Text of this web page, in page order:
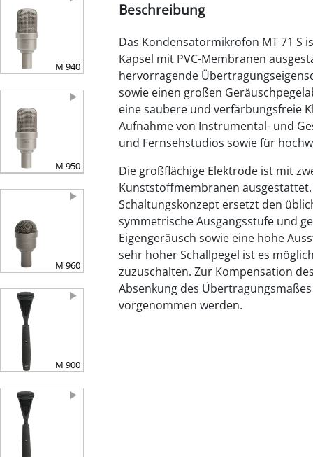
M 940
M 950
M 960
M 900
Beschreibung
Das Kondensatormikrofon MT 71 S
Kapsel mit PVC-Membranen
hervorragende
sowie einen großen
eine saubere und verfärbungsfreie
Aufnahme von Instrumental- und
und Fernsehstudios sowie für
Die großflächige Elektrode ist mit
Kunststoffmembranen
Schaltungskonzept ersetzt den
symmetrische Ausgangsstufe und
Eigengeräusch sowie eine hohe
sehr hoher Schallpegel ist es
zuzuschalten. Zur Kompensation
Absenkung des
vorgenommen werden.